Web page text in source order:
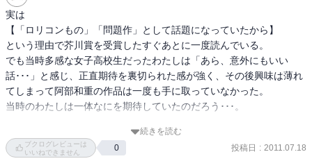
実は
【「ロリコンもの」「問題作」として話題になっていたから】
という理由で芥川賞を受賞したすぐあとに一度読んでいる。
でも当時多感な女子高校生だったわたしは「あら、意外にもいい
話･･･」と感じ、正直期待を裏切られた感が強く、その後興味は薄れ
てしまって阿部和重の作品は一度も手に取っていなかった。
当時のわたしは一体なにを期待していたのだろう･･･。
いろいろな評価をとっぱらって本当に自分が感じるものを素直に感
じることを感じるにはそれなりの力量とか自分に対する自信が必要
続きを読む
ブクログレビューは
いいねできません
0 投稿日 : 2011.07.18